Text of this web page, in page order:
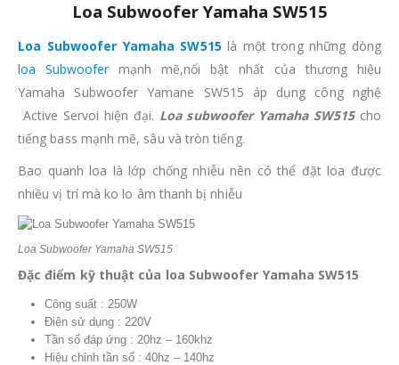
Loa Subwoofer Yamaha SW515
Loa Subwoofer Yamaha SW515là một trong những dòng
loa Subwoofermạnh mẽ,nổi bật nhất của thương hiệu
Yamaha Subwoofer Yamane SW515 áp dụng công nghệ
Active Servoi hiện đại. Loa subwoofer Yamaha SW515cho
tiếng bass mạnh mẽ, sâu và tròn tiếng.
Bao quanh loa là lớp chống nhiễu nên có thể đặt loa được
nhiều vị trí mà ko lo âm thanh bị nhiễu
Loa Subwoofer Yamaha SW515
Đặc điểm kỹ thuật của loa Subwoofer Yamaha SW515
Công suất : 250W
Điện sử dụng : 220V
Tần số đáp ứng : 20hz – 160khz
Hiệu chỉnh tần số : 40hz – 140hz